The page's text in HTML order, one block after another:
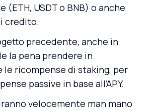
(ETH, USDT o BNB) o anche
credito.
precedente, anche in
la pena prendere in
le ricompense di staking, per
passive in base all’APY.
velocemente man mano